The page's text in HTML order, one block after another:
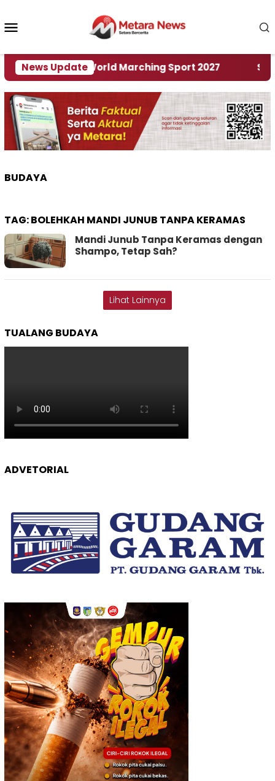
konten
News Update
Rumah World Marching Sport 2027 ‎Soal
BUDAYA
TAG:BOLEHKAH MANDI JUNUB TANPA KERAMAS
Mandi Junub Tanpa Keramas dengan
Shampo, Tetap Sah?
Lihat Lainnya
TUALANG BUDAYA
ADVETORIAL